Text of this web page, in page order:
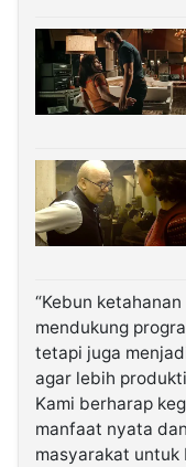
“Kebun
mendukung
tetapi juga
agar lebih
Kami berharap
manfaat nyata
masyarakat untuk